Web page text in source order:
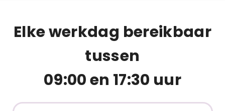
Elke werkdag bereikbaar
tussen
09:00 en 17:30 uur